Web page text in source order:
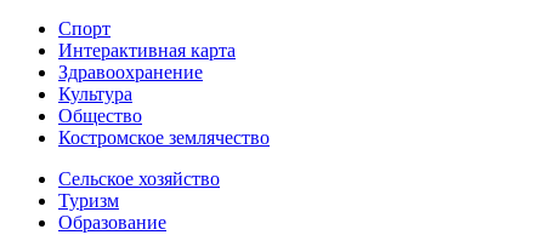
Спорт
Интерактивная карта
Здравоохранение
Культура
Общество
Костромское землячество
Сельское хозяйство
Туризм
Образование